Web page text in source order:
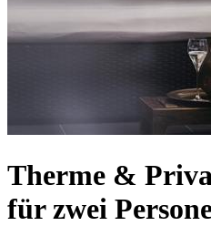
Therme &
für zwei